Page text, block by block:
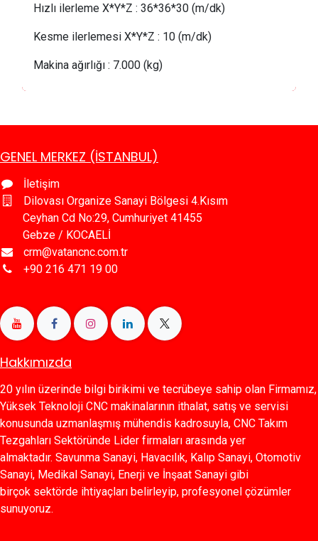
Hızlı ilerleme X*Y*Z : 36*36*30 (m/dk)
Kesme ilerlemesi X*Y*Z : 10 (m/dk)
Makina ağırlığı : 7.000 (kg)
GENEL MERKEZ (İSTANBUL)
İletişim
Dilovası Organize Sanayi Bölgesi 4.Kısım
Ceyhan Cd No:29, Cumhuriyet 41455
Gebze / KOCAELİ
crm@vatancnc.com.tr
+90 216 471 19 00
Hakkımızda
20 yılın üzerinde bilgi birikimi ve tecrübeye sahip olan Firmamız,
Yüksek Teknoloji CNC makinalarının ithalat, satış ve servisi
konusunda uzmanlaşmış mühendis kadrosuyla, CNC Takım
Tezgahları Sektöründe Lider firmaları arasında yer
almaktadır. Savunma Sanayi, Havacılık, Kalıp Sanayi, Otomotiv
Sanayi, Medikal Sanayi, Enerji ve İnşaat Sanayi gibi
birçok sektörde ihtiyaçları belirleyip, profesyonel çözümler
sunuyoruz.